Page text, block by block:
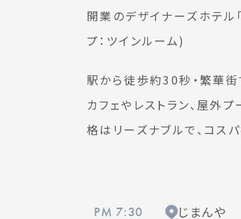
開業のデザイナーズホテル
プ：ツインルーム)
駅から徒歩約30秒・繁華
カフェやレストラン、屋外
格はリーズナブルで、コス
PM 7:30 じまんや